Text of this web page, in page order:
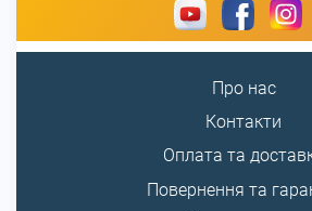
Про нас
Контакти
Оплата та
Повернення та